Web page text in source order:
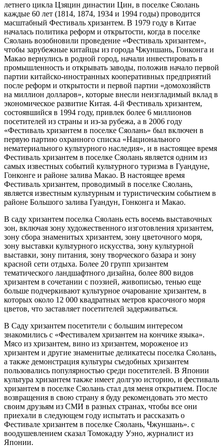
летнего цикла Цзяцин династии Цин, в поселке Сяолань
каждые 60 лет (1814, 1874, 1934 и 1994 годы) проводится
масштабный Фестиваль хризантем. В 1979 году в Китае
началась политика реформ и открытости, когда в поселке
Сяолань возобновили проведение «Фестиваль хризантем»,
чтобы зарубежные китайцы из города Чжуншань, Гонконга и
Макао вернулись в родной город, начали инвестировать в
промышленность и открывать заводы, положив начало первой
партии китайско-иностранных кооперативных предприятий
после реформ и открытости и первой партии «домохозяйств
на миллион долларов», которые внесли неизгладимый вклад в
экономическое развитие Китая. 4-й Фестиваль хризантем,
состоявшийся в 1994 году, привлек более 6 миллионов
посетителей из страны и из-за рубежа, а в 2006 году
«Фестиваль хризантем в поселке Сяолань» был включен в
первую партию охранного списка «Национального
нематериального культурного наследия», и в настоящее время
Фестиваль хризантем в поселке Сяолань является одним из
самых известных событий культурного туризма в Гуандуне,
Гонконге и районе залива Макао. В настоящее время
Фестиваль хризантем, проводимый в поселке Сяолань,
является известным культурным и туристическим событием в
районе Большого залива Гуандун, Гонконга и Макао.
В саду хризантем поселка Сяолань есть восемь выставочных
зон, включая зону художественного изготовления хризантем,
зону сбора знаменитых хризантем, зону цветочного моря,
зону выставки культурного искусства, зону культурной
выставки, зону питания, зону творческого базара и зону
красной сети отдыха. Более 20 групп хризантем
тематического ландшафтного дизайна, более 800 видов
хризантем в сочетании с поэзией, живописью, тенью еще
больше подчеркивают культурное очарование хризантем, в
которых около 12 000 квадратных метров красочного моря
цветов, что заставляет посетителей задерживаться.
В Саду хризантем посетители с большим интересом
знакомились с «Фестивалем хризантем на кончике языка».
Мясо из хризантем, вино из хризантем, мороженое из
хризантем и другие знаменитые деликатесы поселка Сяолань,
а также демонстрация культуры съедобных хризантем
пользовались популярностью среди посетителей. В Японии
культура хризантем также имеет долгую историю, и фестиваль
хризантем в поселке Сяолань стал для меня открытием. После
возвращения в свою страну я буду рекомендовать это место
своим друзьям из СМИ в разных странах, чтобы все они
приехали в следующем году испытать и рассказать о
Фестивале хризантем в поселке Сяолань, Чжуншань». с
воодушевлением сказал Томокадзу Уэно, журналист из
Японии.